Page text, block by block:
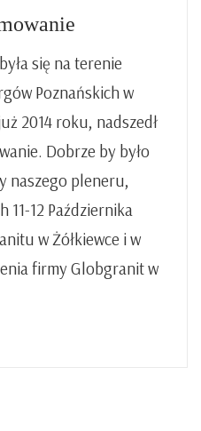
się na terenie
Poznańskich w
2014 roku, nadszedł
Dobrze by było
naszego pleneru,
11-12 Października
w Żółkiewce i w
firmy Globgranit w